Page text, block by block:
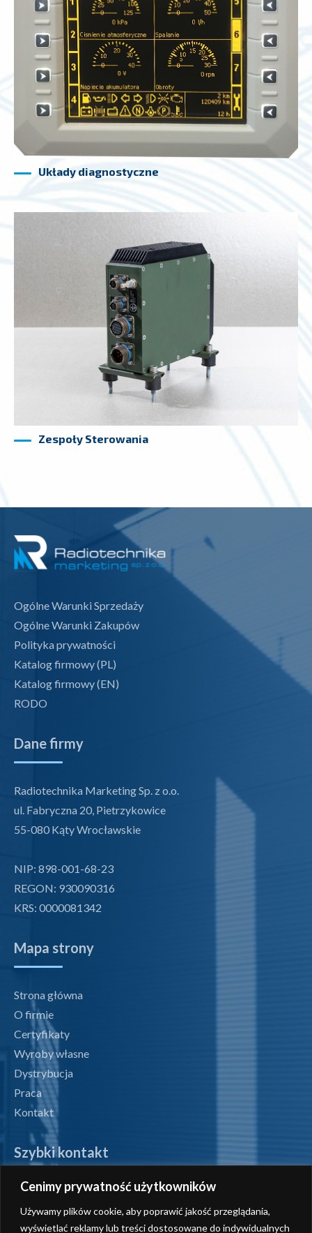
Cenimy prywatność użytkowników
Używamy plików cookie, aby poprawić jakość przeglądania,
wyświetlać reklamy lub treści dostosowane do indywidualnych
Układy diagnostyczne
Zespoły Sterowania
Ogólne Warunki Sprzedaży
Ogólne Warunki Zakupów
Polityka prywatności
Katalog firmowy (PL)
Katalog firmowy (EN)
RODO
Dane firmy
Radiotechnika Marketing Sp. z o.o.
ul. Fabryczna 20, Pietrzykowice
55-080 Kąty Wrocławskie
NIP: 898-001-68-23
REGON: 930090316
KRS: 0000081342
Mapa strony
Strona główna
O firmie
Certyfikaty
Wyroby własne
Dystrybucja
Praca
Kontakt
Szybki kontakt
fax +48 71 327 08 00